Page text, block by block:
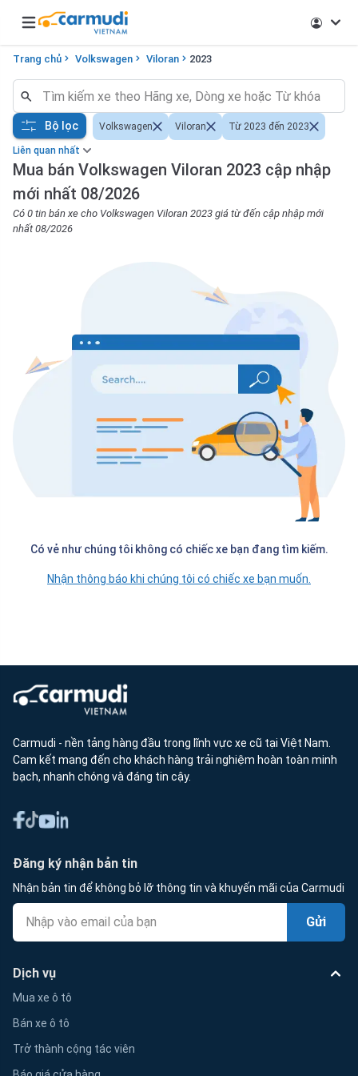
Open main menu
Trang chủ Volkswagen Viloran 2023
Liên quan nhất
Mua bán Volkswagen Viloran 2023 cập nhập
mới nhất 08/2026
Có 0 tin bán xe cho Volkswagen Viloran 2023 giá từ đến cập nhập mới
nhất 08/2026
Bộ lọc Volkswagen Viloran Từ 2023 đến 2023
Có vẻ như chúng tôi không có chiếc xe bạn đang tìm kiếm.
Nhận thông báo khi chúng tôi có chiếc xe bạn muốn.
Carmudi - nền tảng hàng đầu trong lĩnh vực xe cũ tại Việt Nam.
Cam kết mang đến cho khách hàng trải nghiệm hoàn toàn minh
bạch, nhanh chóng và đáng tin cậy.
Đăng ký nhận bản tin
Nhận bản tin để không bỏ lỡ thông tin và khuyến mãi của Carmudi
Gửi
Dịch vụ
Mua xe ô tô
Bán xe ô tô
Trở thành cộng tác viên